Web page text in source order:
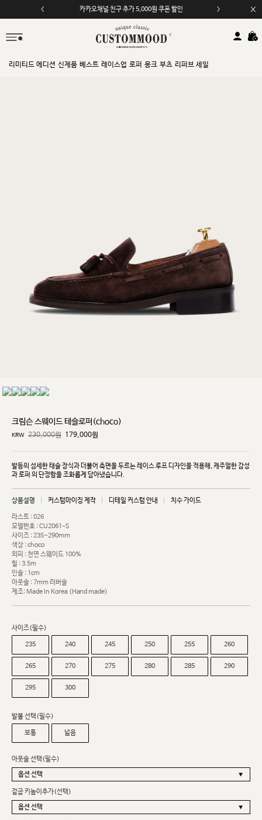
카카오채널 친구 추가 5,000원 쿠폰 할인
모바일 앱 자동 2,000원 할인
리미티드 에디션 신제품 베스트 레이스업 로퍼 몽크 부츠 리퍼브 세일
크림슨 스웨이드 테슬로퍼(choco)
KRW 230,000원 179,000원
발등의 섬세한 태슬 장식과 더불어 측면을 두르는 레이스 루프 디자인을 적용해, 캐주얼한 감성
과 로퍼 의 단정함을 조화롭게 담아냈습니다.
상품설명 커스텀마이징 제작 디테일 커스텀 안내 치수 가이드
라스트 : 026
모델번호 : CU2061-S
사이즈 : 235~290mm
색상 : choco
외피 : 천연 스웨이드 100%
힐 : 3.5m
인솔 : 1cm
아웃솔 : 7mm 러버솔
제조: Made In Korea (Hand made)
사이즈(필수)
235 240 245 250 255 260
265 270 275 280 285 290
295 300
발볼 선택(필수)
보통 넓음
아웃솔 선택(필수)
겉굽 키높이추가(선택)